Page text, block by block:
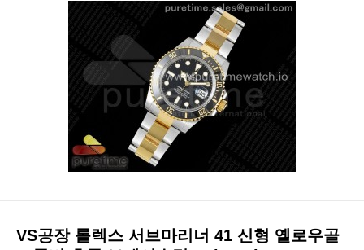
VS공장 롤렉스 서브마리너 41 신형 옐로우골